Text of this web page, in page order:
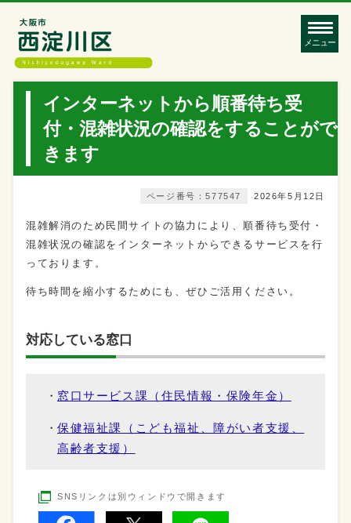
メニュー
インターネットから順番待ち受
付・混雑状況の確認をすることがで
きます
2026年5月12日
ページ番号：577547
混雑解消のため民間サイトの協力により、順番待ち受付・
混雑状況の確認をインターネットからできるサービスを行
っております。
待ち時間を縮小するためにも、ぜひご活用ください。
対応している窓口
窓口サービス課（住民情報・保険年金）
保健福祉課（こども福祉、障がい者支援、
高齢者支援）
SNSリンクは別ウィンドウで開きます